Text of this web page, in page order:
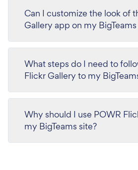
Can I customize the look of
Gallery app on my
What steps do I need to
Flickr Gallery to my
Why should I use POWR
my BigTeams site?